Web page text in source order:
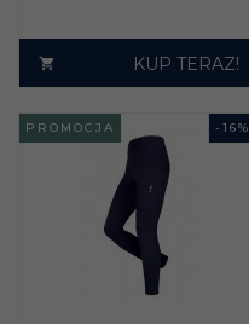
KUP TERAZ!
- 16%
PROMOCJA